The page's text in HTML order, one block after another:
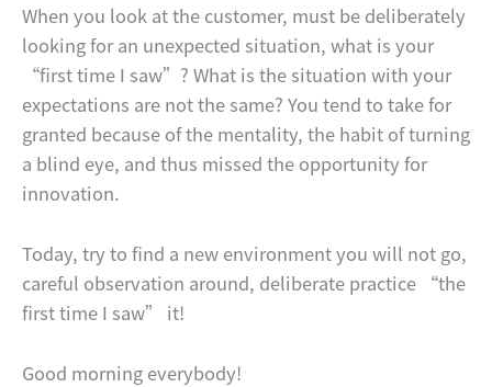
When you look at the customer, must be deliberately
looking for an unexpected situation, what is your
“first time I saw”? What is the situation with your
expectations are not the same? You tend to take for
granted because of the mentality, the habit of turning
a blind eye, and thus missed the opportunity for
innovation.
Today, try to find a new environment you will not go,
careful observation around, deliberate practice “the
first time I saw” it!
Good morning everybody!